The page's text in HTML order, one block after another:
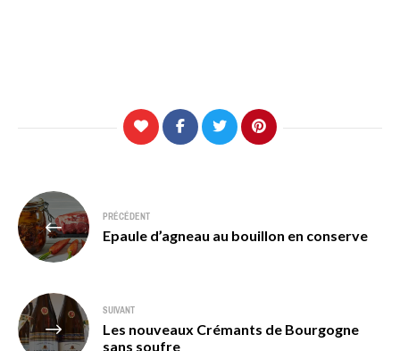
Navigation
de
l’article
PRÉCÉDENT
Epaule d’agneau au bouillon en conserve
SUIVANT
Les nouveaux Crémants de Bourgogne
sans soufre